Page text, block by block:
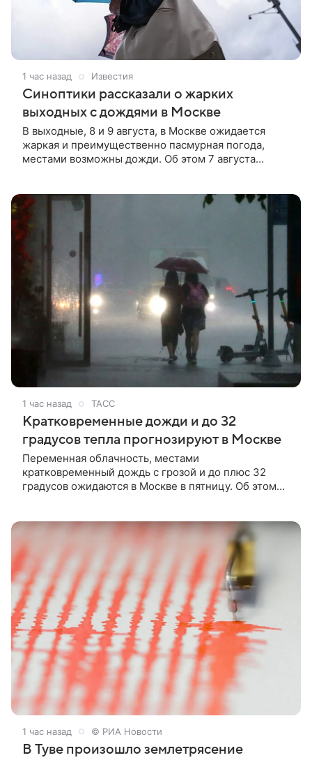
1 час назад Известия
Синоптики рассказали о жарких
выходных с дождями в Москве
В выходные, 8 и 9 августа, в Москве ожидается
жаркая и преимущественно пасмурная погода,
местами возможны дожди. Об этом 7 августа
1 час назад ТАСС
Кратковременные дожди и до 32
градусов тепла прогнозируют в Москве
Переменная облачность, местами
кратковременный дождь с грозой и до плюс 32
градусов ожидаются в Москве в пятницу. Об этом
1 час назад © РИА Новости
В Туве произошло землетрясение